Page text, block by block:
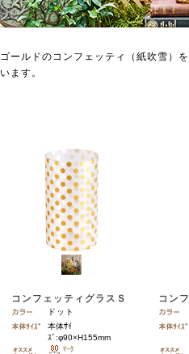
ゴールドのコンフェッティ（紙吹雪）
います。
コンフェッティグラスＳ
ドット
本体ｻｲ
ｽﾞ:φ90×H155mm
コン